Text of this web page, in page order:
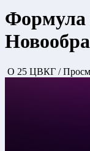
Формула
О 25 ЦВКГ /